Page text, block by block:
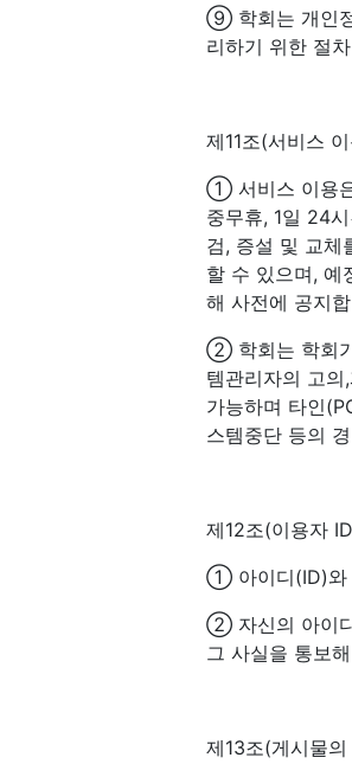
⑨ 학회는 개인
리하기 위한 절
제11조(서비스
① 서비스 이용
중무휴, 1일 24
검, 증설 및 교체
할 수 있으며, 예
해 사전에 공지
② 학회는 학회
템관리자의 고
가능하며 타인
스템중단 등의
제12조(이용자
① 아이디(ID)와
② 자신의 아이
그 사실을 통보
제13조(게시물